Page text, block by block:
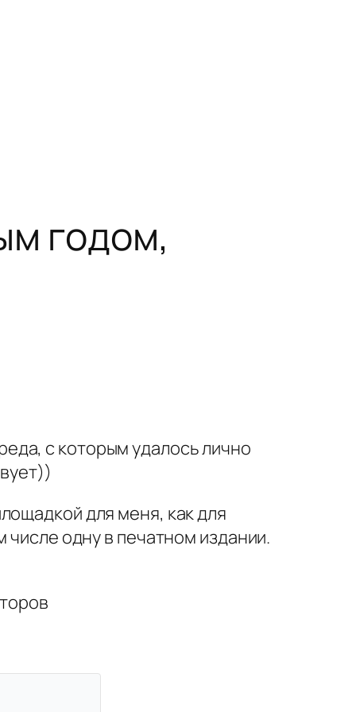
годом,
с которым удалось лично
для меня, как для
числе одну в печатном издании.